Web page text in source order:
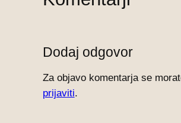
Dodaj odgovor
Za objavo komentarja se
prijaviti.